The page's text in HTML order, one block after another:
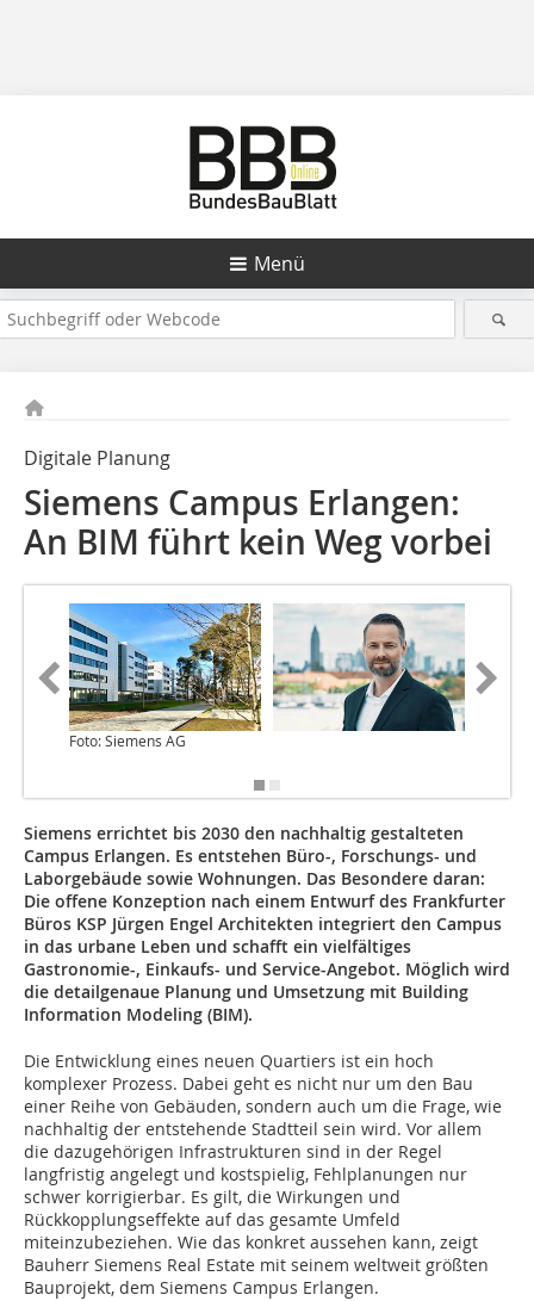
Menü
Digitale Planung
Siemens Campus Erlangen:
An BIM führt kein Weg vorbei
Foto: Siemens AG
Siemens errichtet bis 2030 den nachhaltig gestalteten
Campus Erlangen. Es entstehen Büro-, Forschungs- und
Laborgebäude sowie Wohnungen. Das Besondere daran:
Die offene Konzeption nach einem Entwurf des Frankfurter
Büros KSP Jürgen Engel Architekten integriert den Campus
in das urbane Leben und schafft ein vielfältiges
Gastronomie-, Einkaufs- und Service-Angebot. Möglich wird
die detailgenaue Planung und Umsetzung mit Building
Information Modeling (BIM).
Die Entwicklung eines neuen Quartiers ist ein hoch
komplexer Prozess. Dabei geht es nicht nur um den Bau
einer Reihe von Gebäuden, sondern auch um die Frage, wie
nachhaltig der entstehende Stadtteil sein wird. Vor allem
die dazugehörigen Infrastrukturen sind in der Regel
langfristig angelegt und kostspielig, Fehlplanungen nur
schwer korrigierbar. Es gilt, die Wirkungen und
Rückkopplungseffekte auf das gesamte Umfeld
miteinzubeziehen. Wie das konkret aussehen kann, zeigt
Bauherr Siemens Real Estate mit seinem weltweit größten
Bauprojekt, dem Siemens Campus Erlangen.